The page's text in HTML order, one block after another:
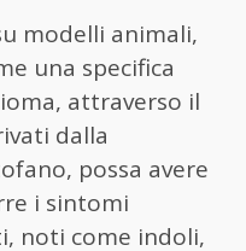
modelli animali,
una specifica
attraverso il
dalla
possa avere
i sintomi
noti come indoli,